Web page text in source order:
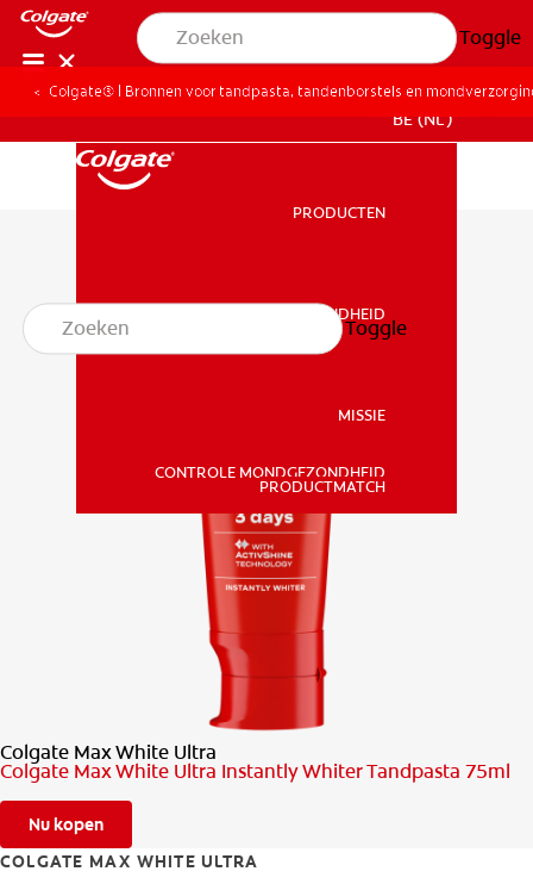
Toggle
MONDGEZONDHEID
CONTROLE MONDGEZONDHEID
BE (NL)
PRODUCTEN
MONDGEZONDHEID
MISSIE
CONTROLE MONDGEZONDHEID
PRODUCTMATCH
Toggle
Colgate® | Bronnen voor tandpasta, tandenborstels en
Colgate Max White Ultra
Colgate Max White Ultra Instantly Whiter Tandpasta 75ml
Nu kopen
COLGATE MAX WHITE ULTRA